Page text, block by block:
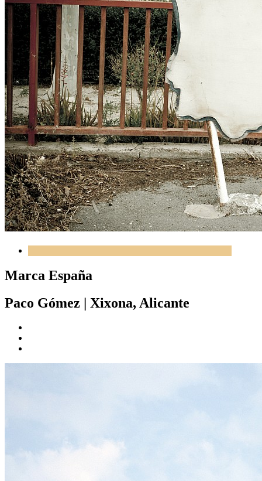
Marca España
Paco Gómez | Xixona, Alicante